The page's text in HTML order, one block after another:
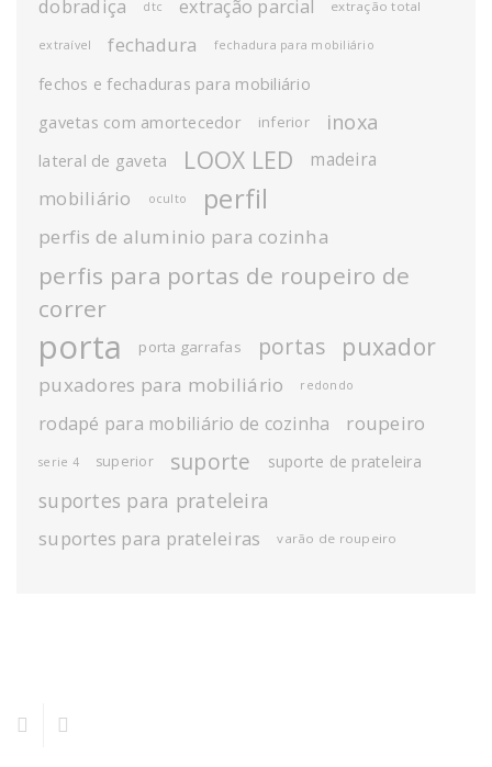
dobradiça dtc extração parcial extração total
extraível fechadura fechadura para mobiliário
fechos e fechaduras para mobiliário
gavetas com amortecedor
inferior inoxa
lateral de gaveta LOOX LED madeira
mobiliário oculto perfil
perfis de aluminio para cozinha
perfis para portas de roupeiro de
correr
porta porta garrafas portas puxador
puxadores para mobiliário redondo
rodapé para mobiliário de cozinha roupeiro
serie 4 superior suporte suporte de prateleira
suportes para prateleira
suportes para prateleiras varão de roupeiro